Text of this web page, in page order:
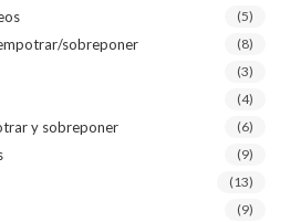
(5)
sobreponer (8)
(3)
(4)
y sobreponer (6)
(9)
(13)
(9)